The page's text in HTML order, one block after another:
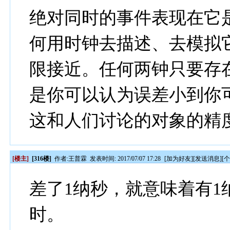
绝对同时的事件表现在它
何用时钟去描述、去模拟
限接近。任何两钟只要
是你可以认为误差小到你
这和人们讨论的对象的精
[楼主] [316楼] 作者:王普霖 发表时间: 2017/07/07 17:28 [加为好友][发送消息][
差了1纳秒，就意味着有
时。